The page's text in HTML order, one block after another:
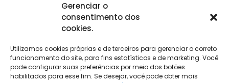
Gerenciar o
consentimento dos
cookies.
Utilizamos cookies próprias e de terceiros para gerenciar o correto
funcionamento do site, para fins estatísticos e de marketing. Você
pode configurar suas preferências por meio dos botões
habilitados para esse fim. Se desejar, você pode obter mais
comercial@disolter.com
Barrio San Andrés Pontellas, 20
36412 O Porriño Pontevedra
SPAIN